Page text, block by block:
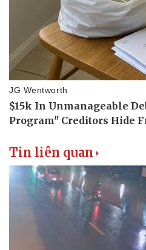
Thể thao
Lịch thi đấu bóng đá
Tin liên quan